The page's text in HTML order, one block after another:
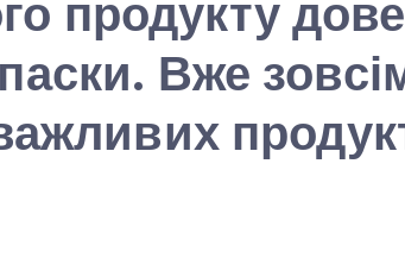
продукту
Вже